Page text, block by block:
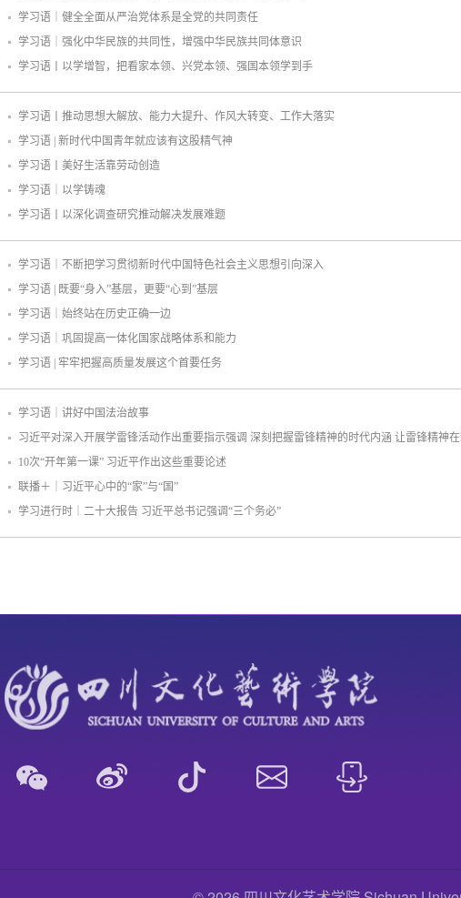
学习语｜健全全面从严治党体系是全党的共同责任
学习语｜强化中华民族的共同性，增强中华民族共同体意识
学习语丨以学增智，把看家本领、兴党本领、强国本领学到手
学习语丨推动思想大解放、能力大提升、作风大转变、工作大落实
学习语 | 新时代中国青年就应该有这股精气神
学习语丨美好生活靠劳动创造
学习语｜以学铸魂
学习语丨以深化调查研究推动解决发展难题
学习语｜不断把学习贯彻新时代中国特色社会主义思想引向深入
学习语 | 既要“身入”基层，更要“心到”基层
学习语｜始终站在历史正确一边
学习语｜巩固提高一体化国家战略体系和能力
学习语 | 牢牢把握高质量发展这个首要任务
学习语｜讲好中国法治故事
习近平对深入开展学雷锋活动作出重要指示强调 深刻把握雷锋精神的时代内涵 让雷锋精神
10次“开年第一课” 习近平作出这些重要论述
联播＋｜习近平心中的“家”与“国”
学习进行时｜二十大报告 习近平总书记强调“三个务必”